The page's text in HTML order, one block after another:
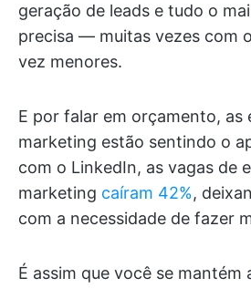
geração de leads e tudo o
precisa — muitas vezes com
vez menores.
E por falar em orçamento, as
marketing estão sentindo o
com o LinkedIn, as vagas de
marketing caíram 42%,
com a necessidade de fazer
É assim que você se mantém